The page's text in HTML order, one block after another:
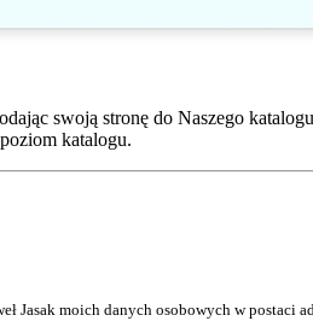
swoją stronę do Naszego
katalogu.
Jasak moich danych osobowych w